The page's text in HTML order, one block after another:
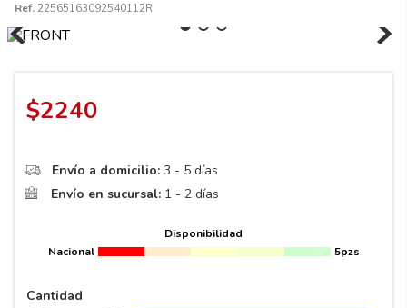
Ref. 22565163092540112R
$2240
Envío a domicilio: 3 - 5 días
Envío en sucursal: 1 - 2 días
Disponibilidad
Nacional
5pzs
Cantidad
10.
265